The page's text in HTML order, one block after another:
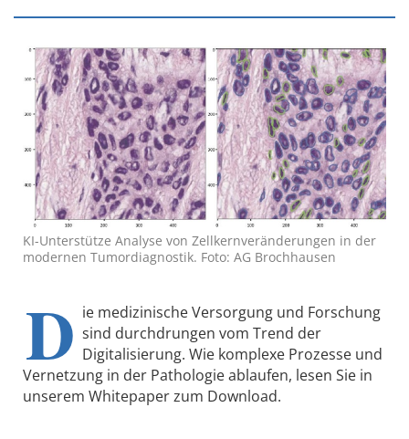
KI-Unterstütze Analyse von Zellkernveränderungen in der
modernen Tumordiagnostik. Foto: AG Brochhausen
D ie medizinische Versorgung und Forschung
sind durchdrungen vom Trend der
Digitalisierung. Wie komplexe Prozesse und
Vernetzung in der Pathologie ablaufen, lesen Sie in
unserem Whitepaper zum Download.